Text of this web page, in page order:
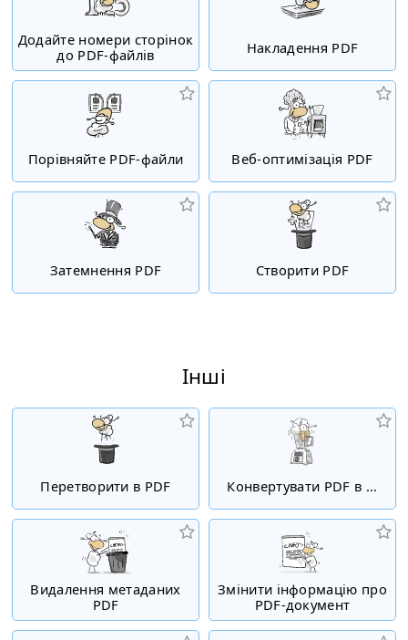
Додайте номери сторінок
до PDF-файлів
Накладення PDF
Порівняйте PDF-файли Веб-оптимізація PDF
Затемнення PDF Створити PDF
Інші
Перетворити в PDF Конвертувати PDF в ...
Видалення метаданих
PDF
Змінити інформацію про
PDF-документ